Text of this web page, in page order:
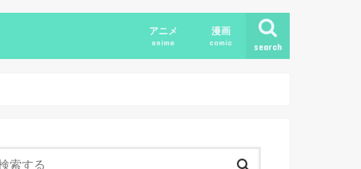
search
アニメ
anime
漫画
comic